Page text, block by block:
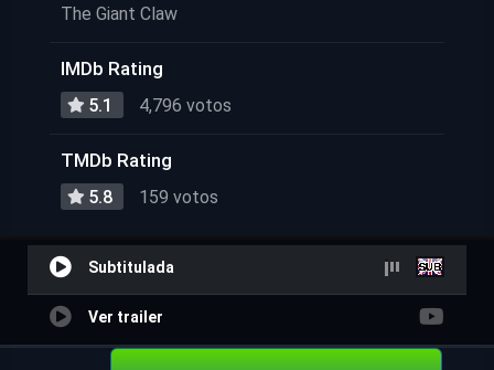
The Giant Claw
IMDb Rating
5.1 4,796 votos
TMDb Rating
5.8 159 votos
Subtitulada
Ver trailer